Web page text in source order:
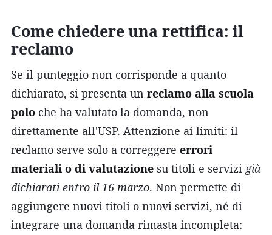
Come chiedere una rettifica: il
reclamo
Se il punteggio non corrisponde a quanto
dichiarato, si presenta un reclamo alla scuola
polo che ha valutato la domanda, non
direttamente all'USP. Attenzione ai limiti: il
reclamo serve solo a correggere errori
materiali o di valutazione su titoli e servizi già
dichiarati entro il 16 marzo. Non permette di
aggiungere nuovi titoli o nuovi servizi, né di
integrare una domanda rimasta incompleta: